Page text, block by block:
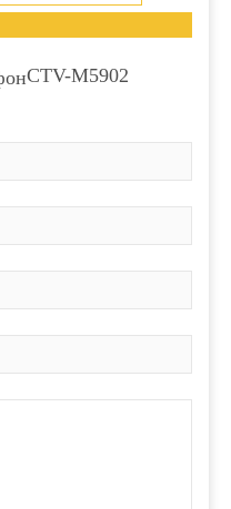
CTV-M5902